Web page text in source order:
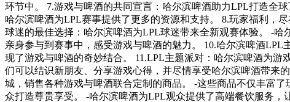
环节中。 7.游戏与啤酒的共同宣言：哈尔滨啤酒助力LPL打造全球顶级赛事。 -哈尔滨啤酒与LPL合作，共同致力于将LPL打造成为全球顶级的电竞赛事。 -通过共同的宣传推广和品牌合作，
哈尔滨啤酒为LPL赛事提供了更多的资源和支持。 8.玩家福利，尽在LPL：哈尔滨啤酒为玩家提供独家特权。 -这些特权让玩家们更加热衷于参与LPL赛事，享受到与啤酒结合的独特乐趣。 9.
球迷的最佳选择：哈尔滨啤酒为LPL球迷带来全新观赛体验。 -哈尔滨啤酒为LPL球迷设计了一系列球迷福利，包括比赛门票优惠和独家球迷活动等。 -这些福利让球迷们能够更加贴近LPL，
亲身参与到赛事中，感受游戏与啤酒的魅力。 10.哈尔滨啤酒LPL主题广告：用故事讲述游戏与啤酒的奇妙结合。 -哈尔滨啤酒特别制作了一系列LPL主题广告，通过精心编排的故事情节，展
现了游戏与啤酒的奇妙结合。 11.LPL主题派对：哈尔滨啤酒为游戏玩家打造绝佳聚会场所。 -哈尔滨啤酒举办了一系列LPL主题派对，为游戏玩家提供了一个畅聚的场所。 -在派对上，玩家
们可以结识新朋友、分享游戏心得，并尽情享受哈尔滨啤酒带来的美妙时光。 12.哈尔滨啤酒LPL周边商城：让玩家带走游戏与啤酒的回忆。 -哈尔滨啤酒为LPL
城，销售各种游戏与啤酒联合定制的商品。 -这些商品不仅丰富了玩家们的收藏，也让他们能够随时随地回忆起与游戏与啤酒的美好时光。 13.高端餐饮体验，尽在LPL赛场：哈尔滨啤酒为观
众打造尊贵享受。 -哈尔滨啤酒为LPL观众提供了高端餐饮服务，让他们在赛场上尽情享受尊贵的待遇。 -观众可以品尝到各种美食佳肴，并搭配正宗的哈尔滨啤酒，享受到顶级的视听和味觉